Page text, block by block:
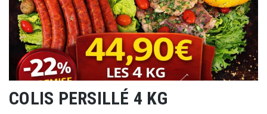
COLIS PERSILLÉ 4 KG